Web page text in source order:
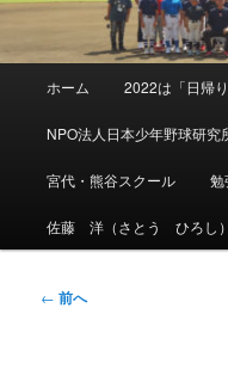
ホーム 2022は「日帰
NPO法人日本少年野球研究
宮代・熊谷スクール 勉
佐藤 洋（さとう ひろし）
投
← 前へ